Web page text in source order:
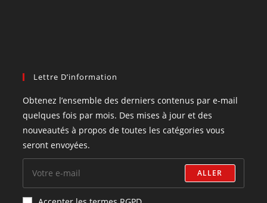
Lettre D’information
Obtenez l’ensemble des derniers contenus par e-mail
quelques fois par mois. Des mises à jour et des
nouveautés à propos de toutes les catégories vous
seront envoyées.
ALLER